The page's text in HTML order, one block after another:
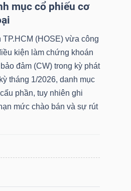
mục cổ phiếu cơ
(HOSE) vừa công
kiện làm chứng khoán
đảm (CW) trong kỳ phát
tháng 1/2026, danh mục
phần, tuy nhiên ghi
mức chào bán và sự rút